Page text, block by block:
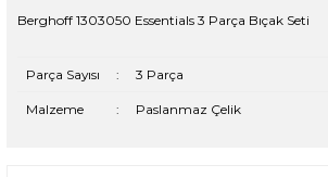
Berghoff 1303050 Essentials 3 Parça Bıçak Seti
Parça Sayısı : 3 Parça
Malzeme : Paslanmaz Çelik